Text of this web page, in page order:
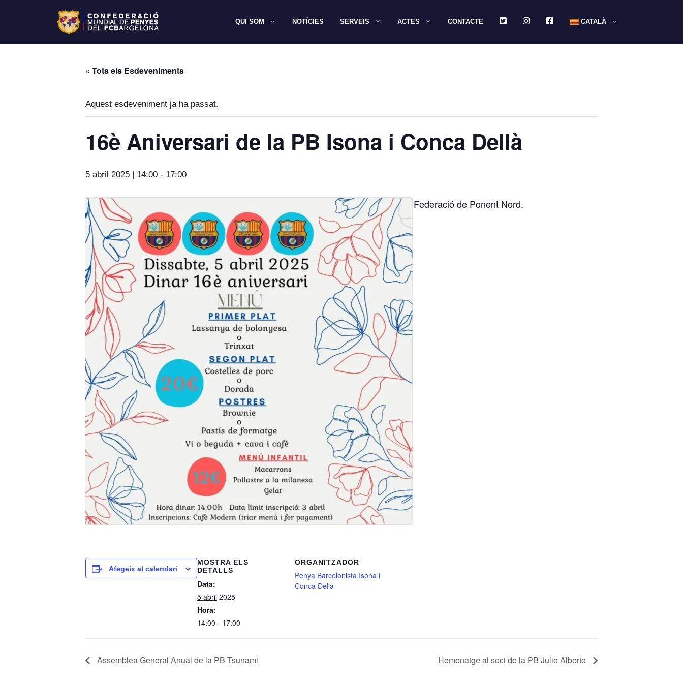
QUI SOM NOTÍCIES SERVEIS ACTES CONTACTE TWITTERINSTAGRAMFACEBOOKCATALÀ
« Tots els Esdeveniments
Aquest esdeveniment ja ha passat.
16è Aniversari de la PB Isona i Conca Dellà
5 abril 2025 | 14:00 - 17:00
Federació de Ponent Nord.
Afegeix al calendari
MOSTRA ELS
DETALLS
Data:
5 abril 2025
Hora:
14:00 - 17:00
ORGANITZADOR
Penya Barcelonista Isona i
Conca Della
Assemblea General Anual de la PB Tsunami Homenatge al soci de la PB Julio Alberto